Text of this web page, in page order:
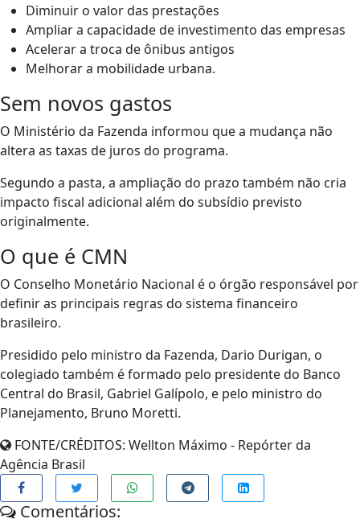
Diminuir o valor das prestações
Ampliar a capacidade de investimento das empresas
Acelerar a troca de ônibus antigos
Melhorar a mobilidade urbana.
Sem novos gastos
O Ministério da Fazenda informou que a mudança não
altera as taxas de juros do programa.
Segundo a pasta, a ampliação do prazo também não cria
impacto fiscal adicional além do subsídio previsto
originalmente.
O que é CMN
O Conselho Monetário Nacional é o órgão responsável por
definir as principais regras do sistema financeiro
brasileiro.
Presidido pelo ministro da Fazenda, Dario Durigan, o
colegiado também é formado pelo presidente do Banco
Central do Brasil, Gabriel Galípolo, e pelo ministro do
Planejamento, Bruno Moretti.
FONTE/CRÉDITOS: Wellton Máximo - Repórter da
Agência Brasil
Comentários: